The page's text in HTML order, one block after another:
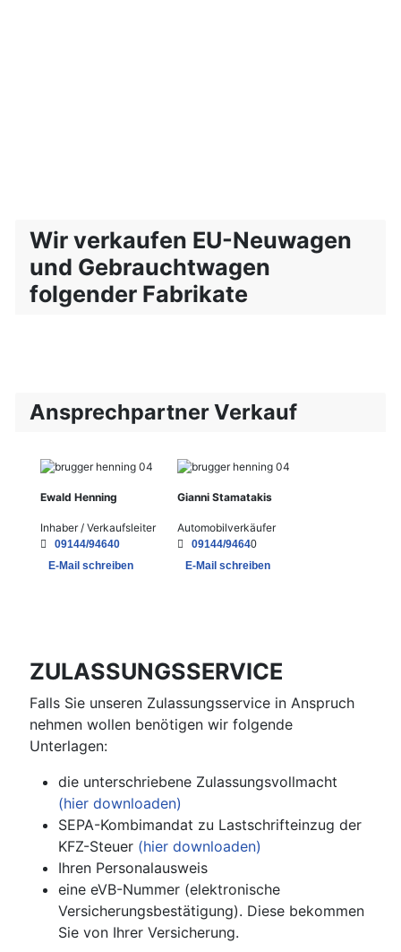
Wir verkaufen EU-Neuwagen
und Gebrauchtwagen
folgender Fabrikate
Ansprechpartner Verkauf
Ewald Henning
Inhaber / Verkaufsleiter
09144/94640
E-Mail schreiben
Gianni Stamatakis
Automobilverkäufer
09144/94640
E-Mail schreiben
ZULASSUNGSSERVICE
Falls Sie unseren Zulassungsservice in Anspruch
nehmen wollen benötigen wir folgende
Unterlagen:
die unterschriebene Zulassungsvollmacht
(hier downloaden)
SEPA-Kombimandat zu Lastschrifteinzug der
KFZ-Steuer (hier downloaden)
Ihren Personalausweis
eine eVB-Nummer (elektronische
Versicherungsbestätigung). Diese bekommen
Sie von Ihrer Versicherung.